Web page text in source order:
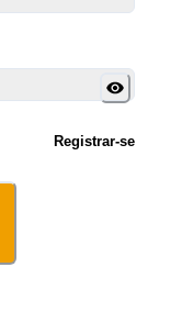
Registrar-se